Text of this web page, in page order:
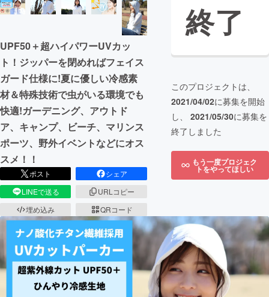
UPF50＋超ハイパワーUVカッ
ト！ジッパーを閉めればフェイス
ガード仕様に!夏に優しい冷感素
材＆特殊技術で虫がいる環境でも
快適!ガーデニング、アウトド
ア、キャンプ、ビーチ、マリンス
ポーツ、野外イベントなどにオス
スメ！！
ポスト
シェア
LINEで送る
URLコピー
埋め込み
QRコード
終了
このプロジェクトは、
2021/04/02に募集を開始
し、 2021/05/30に募集を
終了しました
もう一度プロジェク
トをやってほしい